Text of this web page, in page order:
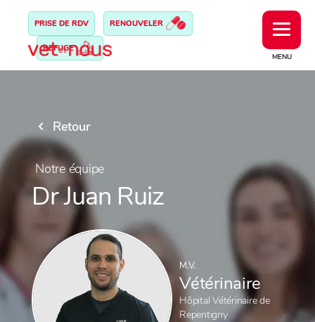
MENU
PRISE DE RDV RENOUVELER
REFUGE
Retour
Notre équipe
Dr Juan Ruiz
M.V.
Vétérinaire
Hôpital Vétérinaire de
Repentigny